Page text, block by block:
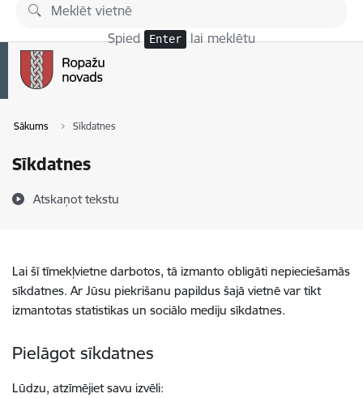
Pāriet uz lapas saturu
Spied Enter lai meklētu
Sākums Sīkdatnes
Sīkdatnes
Atskaņot tekstu
Lai šī tīmekļvietne darbotos, tā izmanto obligāti nepieciešamās
sīkdatnes. Ar Jūsu piekrišanu papildus šajā vietnē var tikt
izmantotas statistikas un sociālo mediju sīkdatnes.
Pielāgot sīkdatnes
Lūdzu, atzīmējiet savu izvēli: